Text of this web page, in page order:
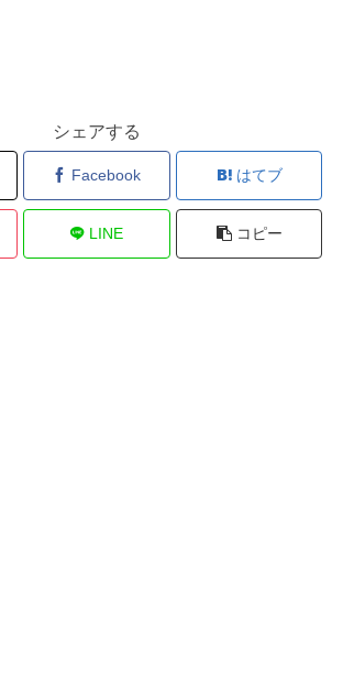
シェアする
Facebook はてブ
LINE コピー